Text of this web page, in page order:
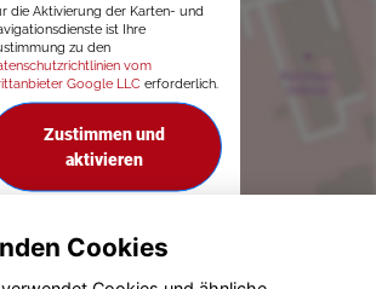
die Aktivierung der Karten- und
ist Ihre
zu den
vom
Google LLC erforderlich.
Zustimmen und
aktivieren
Cookies